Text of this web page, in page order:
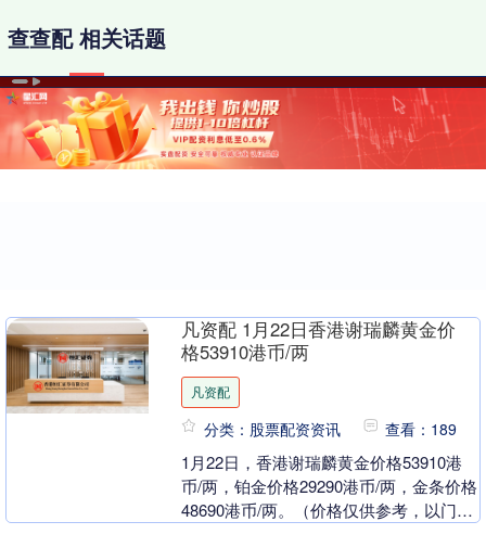
查查配 相关话题
凡资配 1月22日香港谢瑞麟黄金价
格53910港币/两
凡资配
分类：股票配资资讯 查看：189
1月22日，香港谢瑞麟黄金价格53910港
币/两，铂金价格29290港币/两，金条价格
48690港币/两。（价格仅供参考，以门店